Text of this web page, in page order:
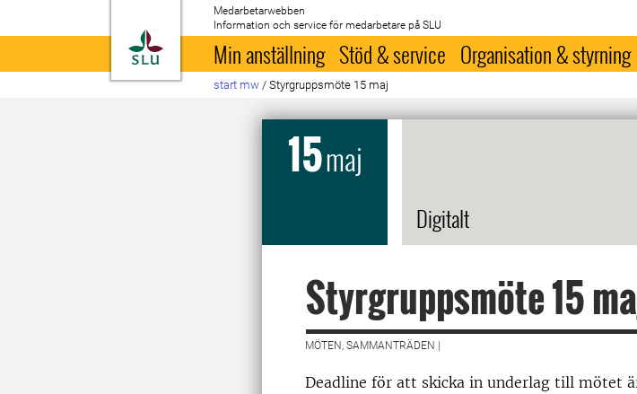
Till startsida
Medarbetarwebben
Information och service för medarbetare på SLU
Min anställning Stöd & service Organisation & styrning
start mw / Styrgruppsmöte 15 maj
15maj
Digitalt
Styrgruppsmöte 15
MÖTEN, SAMMANTRÄDEN |
Deadline för att skicka in underlag till mötet